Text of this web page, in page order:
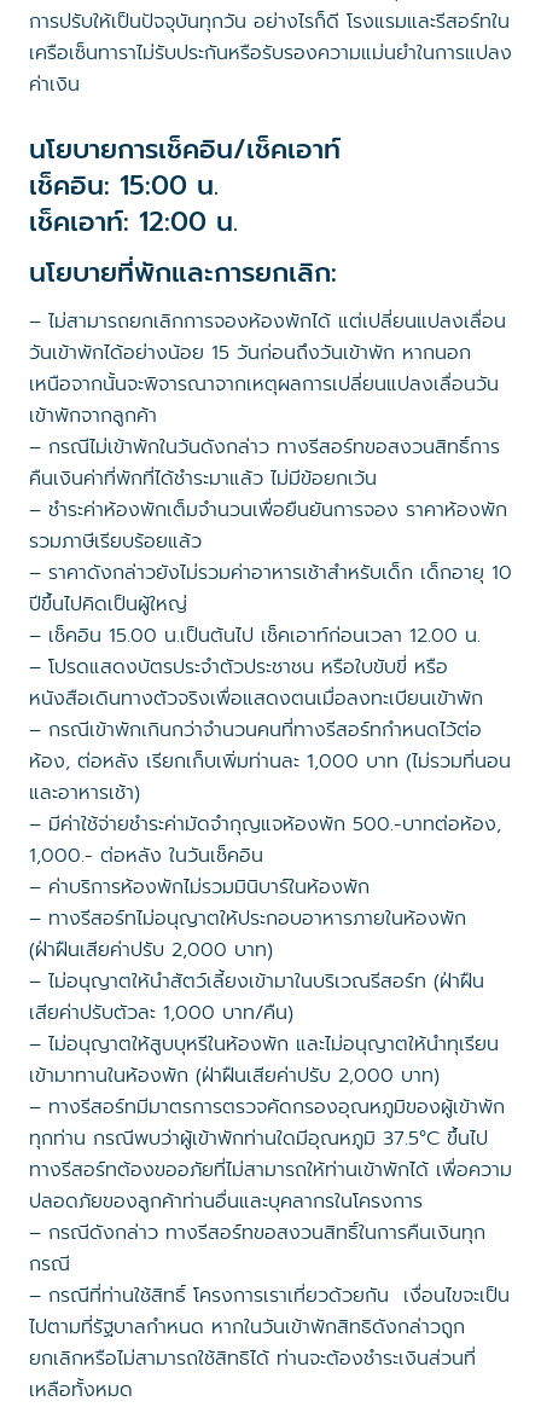
การปรับให้เป็นปัจจุบันทุกวัน อย่างไรก็ดี โรงแรมและรีสอร์ทใน
เครือเซ็นทาราไม่รับประกันหรือรับรองความแม่นยำในการแปลง
ค่าเงิน
นโยบายการเช็คอิน/เช็คเอาท์
เช็คอิน: 15:00 น.
เช็คเอาท์: 12:00 น.
นโยบายที่พักและการยกเลิก:
– ไม่สามารถยกเลิกการจองห้องพักได้ แต่เปลี่ยนแปลงเลื่อน
วันเข้าพักได้อย่างน้อย 15 วันก่อนถึงวันเข้าพัก หากนอก
เหนือจากนั้นจะพิจารณาจากเหตุผลการเปลี่ยนแปลงเลื่อนวัน
เข้าพักจากลูกค้า
– กรณีไม่เข้าพักในวันดังกล่าว ทางรีสอร์ทขอสงวนสิทธิ์การ
คืนเงินค่าที่พักที่ได้ชำระมาแล้ว ไม่มีข้อยกเว้น
– ชำระค่าห้องพักเต็มจำนวนเพื่อยืนยันการจอง ราคาห้องพัก
รวมภาษีเรียบร้อยแล้ว
– ราคาดังกล่าวยังไม่รวมค่าอาหารเช้าสำหรับเด็ก เด็กอายุ 10
ปีขึ้นไปคิดเป็นผู้ใหญ่
– เช็คอิน 15.00 น.เป็นต้นไป เช็คเอาท์ก่อนเวลา 12.00 น.
– โปรดแสดงบัตรประจำตัวประชาชน หรือใบขับขี่ หรือ
หนังสือเดินทางตัวจริงเพื่อแสดงตนเมื่อลงทะเบียนเข้าพัก
– กรณีเข้าพักเกินกว่าจำนวนคนที่ทางรีสอร์ทกำหนดไว้ต่อ
ห้อง, ต่อหลัง เรียกเก็บเพิ่มท่านละ 1,000 บาท (ไม่รวมที่นอน
และอาหารเช้า)
– มีค่าใช้จ่ายชำระค่ามัดจำกุญแจห้องพัก 500.-บาทต่อห้อง,
1,000.- ต่อหลัง ในวันเช็คอิน
– ค่าบริการห้องพักไม่รวมมินิบาร์ในห้องพัก
– ทางรีสอร์ทไม่อนุญาตให้ประกอบอาหารภายในห้องพัก
(ฝ่าฝืนเสียค่าปรับ 2,000 บาท)
– ไม่อนุญาตให้นำสัตว์เลี้ยงเข้ามาในบริเวณรีสอร์ท (ฝ่าฝืน
เสียค่าปรับตัวละ 1,000 บาท/คืน)
– ไม่อนุญาตให้สูบบุหรีในห้องพัก และไม่อนุญาตให้นำทุเรียน
เข้ามาทานในห้องพัก (ฝ่าฝืนเสียค่าปรับ 2,000 บาท)
– ทางรีสอร์ทมีมาตรการตรวจคัดกรองอุณหภูมิของผู้เข้าพัก
ทุกท่าน กรณีพบว่าผู้เข้าพักท่านใดมีอุณหภูมิ 37.5°C ขึ้นไป
ทางรีสอร์ทต้องขออภัยที่ไม่สามารถให้ท่านเข้าพักได้ เพื่อความ
ปลอดภัยของลูกค้าท่านอื่นและบุคลากรในโครงการ
– กรณีดังกล่าว ทางรีสอร์ทขอสงวนสิทธิ์ในการคืนเงินทุก
กรณี
– กรณีที่ท่านใช้สิทธิ์ โครงการเราเที่ยวด้วยกัน เงื่อนไขจะเป็น
ไปตามที่รัฐบาลกำหนด หากในวันเข้าพักสิทธิดังกล่าวถูก
ยกเลิกหรือไม่สามารถใช้สิทธิได้ ท่านจะต้องชำระเงินส่วนที่
เหลือทั้งหมด